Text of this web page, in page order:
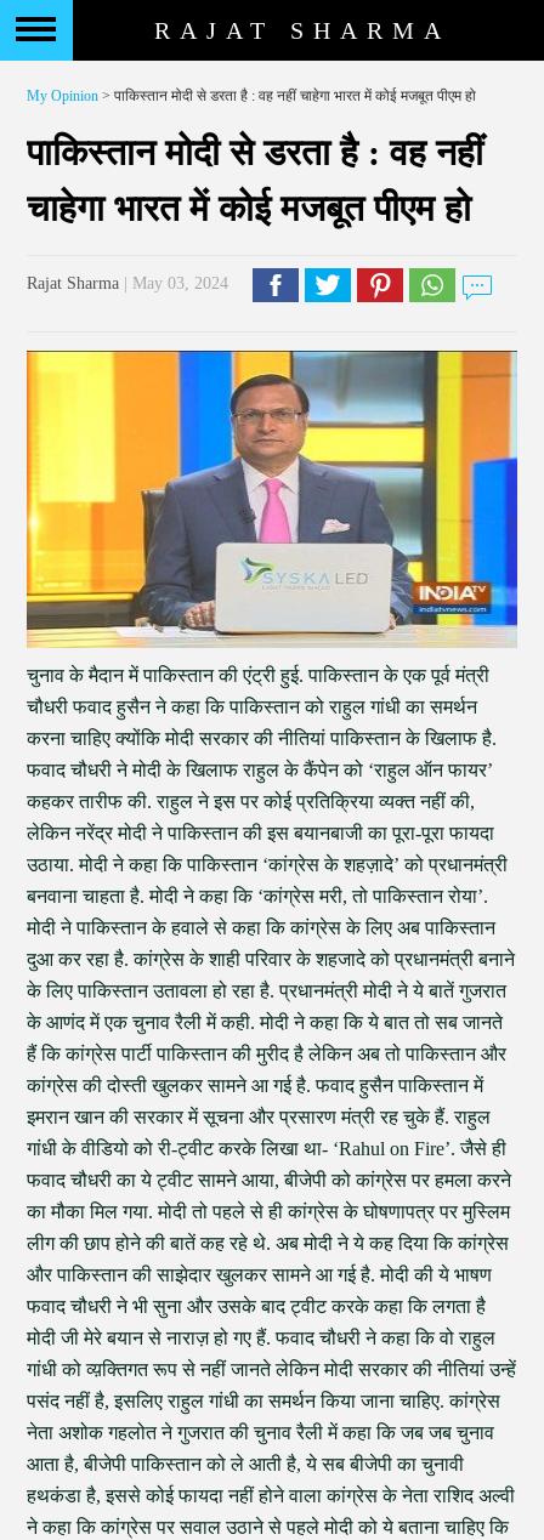
RAJAT SHARMA
My Opinion > पाकिस्तान मोदी से डरता है : वह नहीं चाहेगा भारत में कोई मजबूत पीएम हो
पाकिस्तान मोदी से डरता है : वह नहीं
चाहेगा भारत में कोई मजबूत पीएम हो
Rajat Sharma | May 03, 2024
चुनाव के मैदान में पाकिस्तान की एंट्री हुई. पाकिस्तान के एक पूर्व मंत्री
चौधरी फवाद हुसैन ने कहा कि पाकिस्तान को राहुल गांधी का समर्थन
करना चाहिए क्योंकि मोदी सरकार की नीतियां पाकिस्तान के खिलाफ है.
फवाद चौधरी ने मोदी के खिलाफ राहुल के कैंपेन को ‘राहुल ऑन फायर’
कहकर तारीफ की. राहुल ने इस पर कोई प्रतिक्रिया व्यक्त नहीं की,
लेकिन नरेंद्र मोदी ने पाकिस्तान की इस बयानबाजी का पूरा-पूरा फायदा
उठाया. मोदी ने कहा कि पाकिस्तान ‘कांग्रेस के शहज़ादे’ को प्रधानमंत्री
बनवाना चाहता है. मोदी ने कहा कि ‘कांग्रेस मरी, तो पाकिस्तान रोया’.
मोदी ने पाकिस्तान के हवाले से कहा कि कांग्रेस के लिए अब पाकिस्तान
दुआ कर रहा है. कांग्रेस के शाही परिवार के शहजादे को प्रधानमंत्री बनाने
के लिए पाकिस्तान उतावला हो रहा है. प्रधानमंत्री मोदी ने ये बातें गुजरात
के आणंद में एक चुनाव रैली में कही. मोदी ने कहा कि ये बात तो सब जानते
हैं कि कांग्रेस पार्टी पाकिस्तान की मुरीद है लेकिन अब तो पाकिस्तान और
कांग्रेस की दोस्ती खुलकर सामने आ गई है. फवाद हुसैन पाकिस्तान में
इमरान खान की सरकार में सूचना और प्रसारण मंत्री रह चुके हैं. राहुल
गांधी के वीडियो को री-ट्वीट करके लिखा था- ‘Rahul on Fire’. जैसे ही
फवाद चौधरी का ये ट्वीट सामने आया, बीजेपी को कांग्रेस पर हमला करने
का मौका मिल गया. मोदी तो पहले से ही कांग्रेस के घोषणापत्र पर मुस्लिम
लीग की छाप होने की बातें कह रहे थे. अब मोदी ने ये कह दिया कि कांग्रेस
और पाकिस्तान की साझेदार खुलकर सामने आ गई है. मोदी की ये भाषण
फवाद चौधरी ने भी सुना और उसके बाद ट्वीट करके कहा कि लगता है
मोदी जी मेरे बयान से नाराज़ हो गए हैं. फवाद चौधरी ने कहा कि वो राहुल
गांधी को व्य़क्तिगत रूप से नहीं जानते लेकिन मोदी सरकार की नीतियां उन्हें
पसंद नहीं है, इसलिए राहुल गांधी का समर्थन किया जाना चाहिए. कांग्रेस
नेता अशोक गहलोत ने गुजरात की चुनाव रैली में कहा कि जब जब चुनाव
आता है, बीजेपी पाकिस्तान को ले आती है, ये सब बीजेपी का चुनावी
हथकंडा है, इससे कोई फायदा नहीं होने वाला कांग्रेस के नेता राशिद अल्वी
ने कहा कि कांग्रेस पर सवाल उठाने से पहले मोदी को ये बताना चाहिए कि